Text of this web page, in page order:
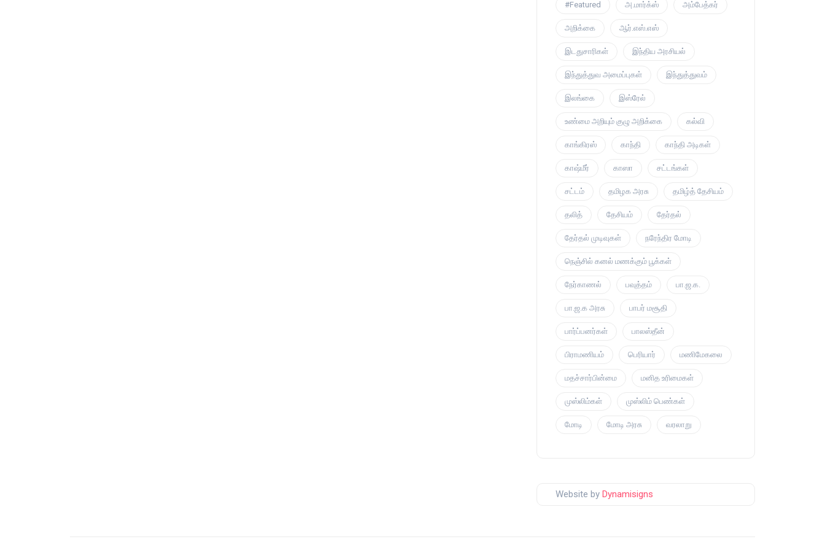
#Featured அ.மார்க்ஸ் அம்பேத்கர்
அறிக்கை ஆர்.எஸ்.எஸ்
இடதுசாரிகள் இந்திய அரசியல்
இந்துத்துவ அமைப்புகள் இந்துத்துவம்
இலங்கை இஸ்ரேல்
உண்மை அறியும் குழு அறிக்கை கல்வி
காங்கிரஸ் காந்தி காந்தி அடிகள்
காஷ்மீர் காஸா சட்டங்கள்
சட்டம் தமிழக அரசு தமிழ்த் தேசியம்
தலித் தேசியம் தேர்தல்
தேர்தல் முடிவுகள் நரேந்திர மோடி
நெஞ்சில் கனல் மணக்கும் பூக்கள்
நேர்காணல் பவுத்தம் பா.ஜ.க.
பா.ஜ.க அரசு பாபர் மசூதி
பார்ப்பனர்கள் பாலஸ்தீன்
பிராமணியம் பெரியார் மணிமேகலை
மதச்சார்பின்மை மனித உரிமைகள்
முஸ்லிம்கள் முஸ்லிம் பெண்கள்
மோடி மோடி அரசு வரலாறு
Website by Dynamisigns